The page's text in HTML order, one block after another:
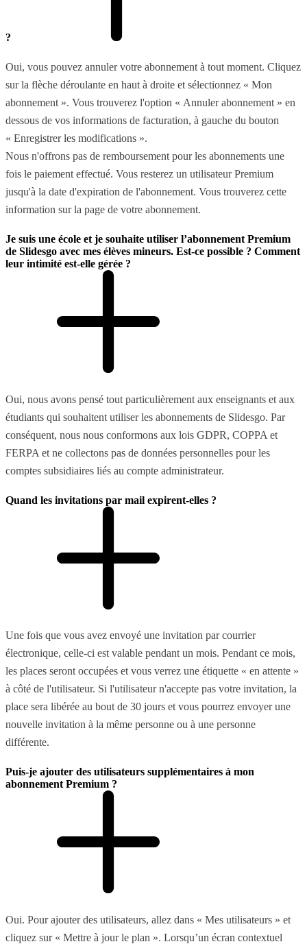
?
Oui, vous pouvez annuler votre abonnement à tout moment. Cliquez
sur la flèche déroulante en haut à droite et sélectionnez « Mon
abonnement ». Vous trouverez l'option « Annuler abonnement » en
dessous de vos informations de facturation, à gauche du bouton
« Enregistrer les modifications ».
Nous n'offrons pas de remboursement pour les abonnements une
fois le paiement effectué. Vous resterez un utilisateur Premium
jusqu'à la date d'expiration de l'abonnement. Vous trouverez cette
information sur la page de votre abonnement.
Je suis une école et je souhaite utiliser l’abonnement Premium
de Slidesgo avec mes élèves mineurs. Est-ce possible ? Comment
leur intimité est-elle gérée ?
Oui, nous avons pensé tout particulièrement aux enseignants et aux
étudiants qui souhaitent utiliser les abonnements de Slidesgo. Par
conséquent, nous nous conformons aux lois GDPR, COPPA et
FERPA et ne collectons pas de données personnelles pour les
comptes subsidiaires liés au compte administrateur.
Quand les invitations par mail expirent-elles ?
Une fois que vous avez envoyé une invitation par courrier
électronique, celle-ci est valable pendant un mois. Pendant ce mois,
les places seront occupées et vous verrez une étiquette « en attente »
à côté de l'utilisateur. Si l'utilisateur n'accepte pas votre invitation, la
place sera libérée au bout de 30 jours et vous pourrez envoyer une
nouvelle invitation à la même personne ou à une personne
différente.
Puis-je ajouter des utilisateurs supplémentaires à mon
abonnement Premium ?
Oui. Pour ajouter des utilisateurs, allez dans « Mes utilisateurs » et
cliquez sur « Mettre à jour le plan ». Lorsqu’un écran contextuel